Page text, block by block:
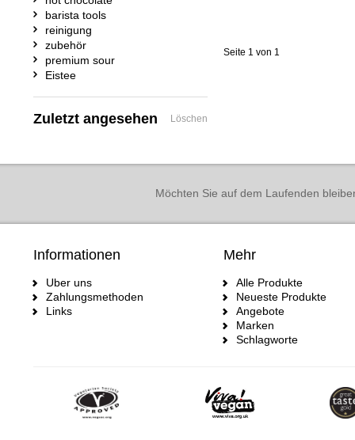
Seite 1 von 1
barista tools
reinigung
zubehör
premium sour
Eistee
Zuletzt angesehen Löschen
Möchten Sie auf dem Laufenden
Informationen
Uber uns
Zahlungsmethoden
Links
Mehr
Alle Produkte
Neueste Produkte
Angebote
Marken
Schlagworte